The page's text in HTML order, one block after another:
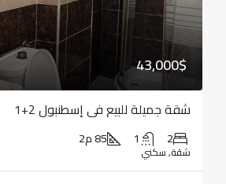
43,000$
شقة جميلة للبيع في إسطنبول 2+1
2
1 85 م2
شقة, سكني